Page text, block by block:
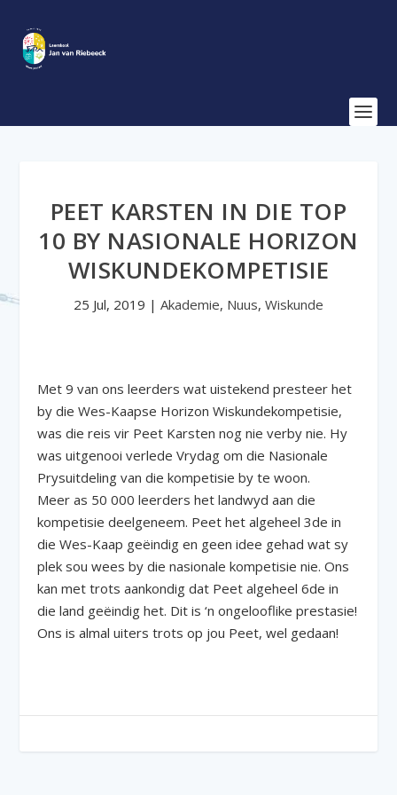
PEET KARSTEN IN DIE TOP
10 BY NASIONALE HORIZON
WISKUNDEKOMPETISIE
25 Jul, 2019 | Akademie, Nuus, Wiskunde
Met 9 van ons leerders wat uistekend presteer het
by die Wes-Kaapse Horizon Wiskundekompetisie,
was die reis vir Peet Karsten nog nie verby nie. Hy
was uitgenooi verlede Vrydag om die Nasionale
Prysuitdeling van die kompetisie by te woon.
Meer as 50 000 leerders het landwyd aan die
kompetisie deelgeneem. Peet het algeheel 3de in
die Wes-Kaap geëindig en geen idee gehad wat sy
plek sou wees by die nasionale kompetisie nie. Ons
kan met trots aankondig dat Peet algeheel 6de in
die land geëindig het. Dit is ‘n ongelooflike prestasie!
Ons is almal uiters trots op jou Peet, wel gedaan!